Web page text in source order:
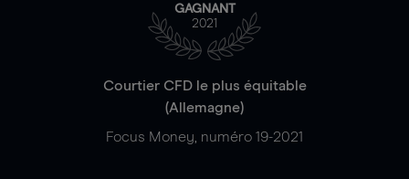
GAGNANT
2021
Courtier CFD le plus équitable
(Allemagne)
Focus Money, numéro 19-2021